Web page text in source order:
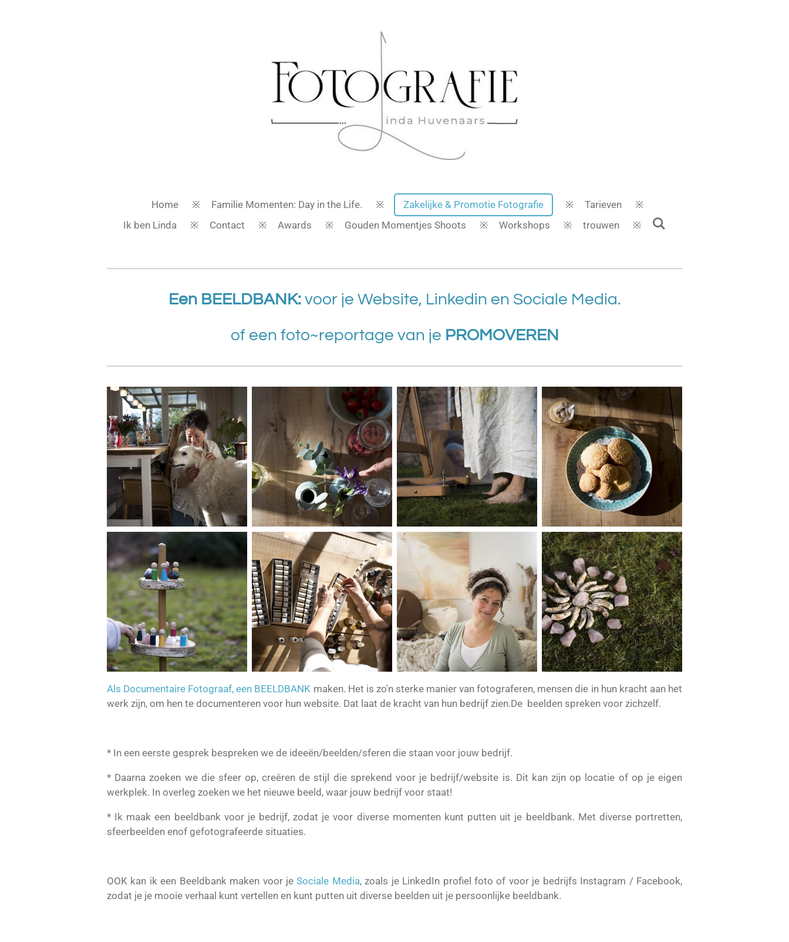
Home Familie Momenten: Day in the Life. Zakelijke & Promotie Fotografie
Tarieven
Ik ben Linda
Contact Awards Gouden Momentjes Shoots Workshops trouwen
Een BEELDBANK:voor je Website, Linkedin en Sociale Media.
of een foto~reportage van je PROMOVEREN
Als Documentaire Fotograaf, een BEELDBANK maken. Het is zo'n sterke manier van fotograferen, mensen die in hun kracht aan het
werk zijn, om hen te documenteren voor hun website. Dat laat de kracht van hun bedrijf zien.De beelden spreken voor zichzelf.
* In een eerste gesprek bespreken we de ideeën/beelden/sferen die staan voor jouw bedrijf.
* Daarna zoeken we die sfeer op, creëren de stijl die sprekend voor je bedrijf/website is. Dit kan zijn op locatie of op je eigen
werkplek. In overleg zoeken we het nieuwe beeld, waar jouw bedrijf voor staat!
* Ik maak een beeldbank voor je bedrijf, zodat je voor diverse momenten kunt putten uit je beeldbank. Met diverse portretten,
sfeerbeelden enof gefotografeerde situaties.
OOK kan ik een Beeldbank maken voor jeSociale Media, zoals je LinkedIn profiel foto of voor je bedrijfs Instagram / Facebook,
zodat je je mooie verhaal kunt vertellen en kunt putten uit diverse beelden uit je persoonlijke beeldbank.